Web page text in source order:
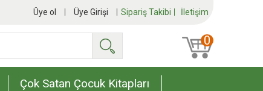
Sipariş Takibi İletişim
Üye ol Üye Girişi
0
Çok Satan Çocuk Kitapları